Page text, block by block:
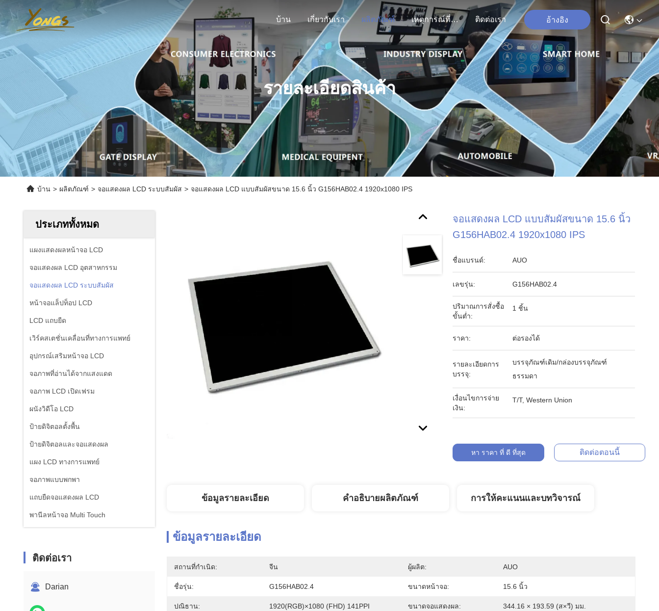
บ้าน เกี่ยวกับเรา ผลิตภัณฑ์ เหตุการณ์ที่เกิดขึ้น ติดต่อเรา อ้างอิง
รายละเอียดสินค้า
บ้าน > ผลิตภัณฑ์ > จอแสดงผล LCD ระบบสัมผัส > จอแสดงผล LCD แบบสัมผัสขนาด 15.6 นิ้ว G156HAB02.4 1920x1080 IPS
ประเภททั้งหมด
แผงแสดงผลหน้าจอ LCD
จอแสดงผล LCD อุตสาหกรรม
จอแสดงผล LCD ระบบสัมผัส
หน้าจอแล็ปท็อป LCD
LCD แถบยืด
เวิร์คสเตชั่นเคลื่อนที่ทางการแพทย์
อุปกรณ์เสริมหน้าจอ LCD
จอภาพที่อ่านได้จากแสงแดด
จอภาพ LCD เปิดเฟรม
ผนังวิดีโอ LCD
ป้ายดิจิตอลตั้งพื้น
ป้ายดิจิตอลและจอแสดงผล
แผง LCD ทางการแพทย์
จอภาพแบบพกพา
แถบยืดจอแสดงผล LCD
พานีลหน้าจอ Multi Touch
ติดต่อเรา
Darian
จอแสดงผล LCD แบบสัมผัสขนาด 15.6 นิ้ว
G156HAB02.4 1920x1080 IPS
ชื่อแบรนด์: AUO
เลขรุ่น: G156HAB02.4
ปริมาณการสั่งซื้อ
ขั้นต่ำ:
1 ชิ้น
ราคา: ต่อรองได้
รายละเอียดการ
บรรจุ:
บรรจุภัณฑ์เดิม/กล่องบรรจุภัณฑ์
ธรรมดา
เงื่อนไขการจ่าย
เงิน:
T/T, Western Union
หา ราคา ที่ ดี ที่สุด ติดต่อตอนนี้
ข้อมูลรายละเอียด คำอธิบายผลิตภัณฑ์ การให้คะแนนและบทวิจารณ์
ข้อมูลรายละเอียด
สถานที่กำเนิด: จีน ผู้ผลิต: AUO
ชื่อรุ่น: G156HAB02.4 ขนาดหน้าจอ: 15.6 นิ้ว
ปณิธาน: 1920(RGB)×1080 (FHD) 141PPI ขนาดจอแสดงผล: 344.16 × 193.59 (ส×วี) มม.